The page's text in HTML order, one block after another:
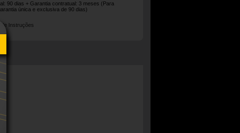
90 dias + Garantia contratual: 3 meses (Para
única e exclusiva de 90 dias)
de Instruções